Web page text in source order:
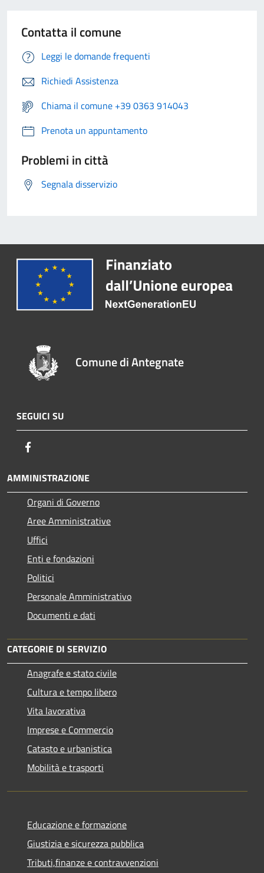
Contatta il comune
Leggi le domande frequenti
Richiedi Assistenza
Chiama il comune +39 0363 914043
Prenota un appuntamento
Problemi in città
Segnala disservizio
Comune di Antegnate
SEGUICI SU
AMMINISTRAZIONE
Organi di Governo
Aree Amministrative
Uffici
Enti e fondazioni
Politici
Personale Amministrativo
Documenti e dati
CATEGORIE DI SERVIZIO
Anagrafe e stato civile
Cultura e tempo libero
Vita lavorativa
Imprese e Commercio
Catasto e urbanistica
Mobilità e trasporti
Educazione e formazione
Giustizia e sicurezza pubblica
Tributi,finanze e contravvenzioni